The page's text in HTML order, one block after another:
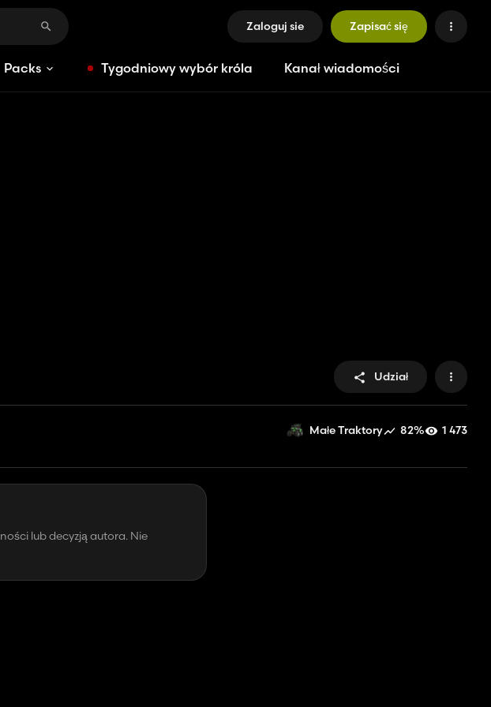
Zaloguj sie Zapisać się
Packs Tygodniowy wybór króla Kanał wiadomości
Udział
Małe Traktory 82% 1 473
lub decyzją autora. Nie